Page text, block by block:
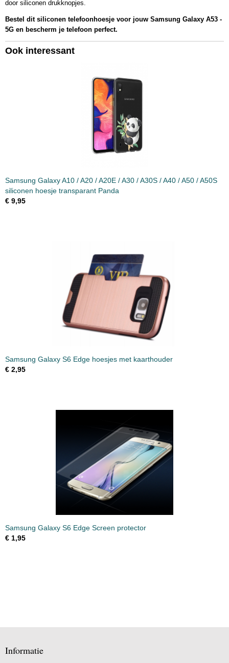
door siliconen drukknopjes.
Bestel dit siliconen telefoonhoesje voor jouw Samsung Galaxy A53 -
5G en bescherm je telefoon perfect.
Ook interessant
Samsung Galaxy A10 / A20 / A20E / A30 / A30S / A40 / A50 / A50S
siliconen hoesje transparant Panda
€ 9,95
Samsung Galaxy S6 Edge hoesjes met kaarthouder
€ 2,95
Samsung Galaxy S6 Edge Screen protector
€ 1,95
Informatie